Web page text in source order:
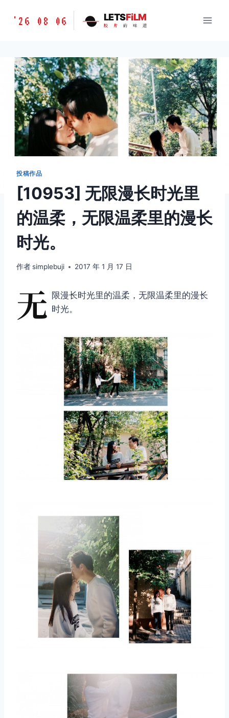
胶
味
道
LETSFILM
'26 08 06 LETSFiLM
胶 片 的 味 道
投稿作品
[10953] 无限漫长时光里
的温柔，无限温柔里的漫长
时光。
作者simplebuji 2017 年 1 月 17 日
无 限漫长时光里的温柔，无限温柔里的漫长
时光。